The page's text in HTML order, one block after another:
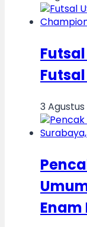
Futsal
3 Agustus
Enam